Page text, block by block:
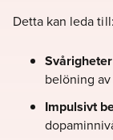
Detta kan leda till:
belöning
Impulsivt